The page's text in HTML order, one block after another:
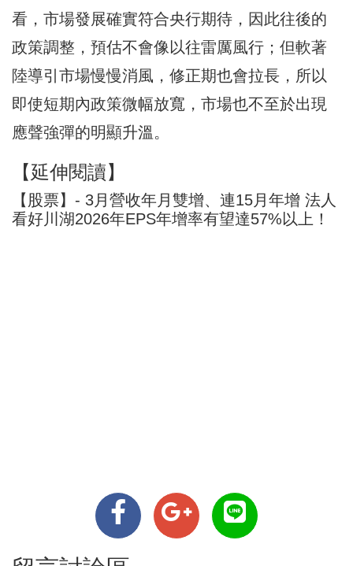
看，市場發展確實符合央行期待，因此往後的
政策調整，預估不會像以往雷厲風行；但軟著
陸導引市場慢慢消風，修正期也會拉長，所以
即使短期內政策微幅放寬，市場也不至於出現
應聲強彈的明顯升溫。
【延伸閱讀】
【股票】- 3月營收年月雙增、連15月年增 法人
看好川湖2026年EPS年增率有望達57%以上！